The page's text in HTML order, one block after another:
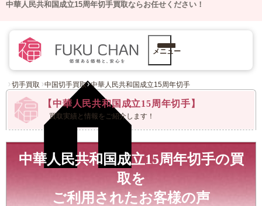
中華人民共和国成立15周年切手買取ならお任せください！
メニュー
切手買取 中国切手買取 中華人民共和国成立15周年切手
【中華人民共和国成立15周年切手】
買取実績と情報をご紹介します！
中華人民共和国成立15周年切手の買
取を
ご利用されたお客様の声